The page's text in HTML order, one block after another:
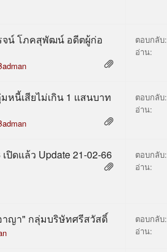
จน์ โภคสุพัฒน์ อดีตผู้ก่อ
ตอบกลับ:
อ่าน:
หนี้เสียไม่เกิน 1 แสนบาท
ตอบกลับ:
อ่าน:
ดแล้ว Update 21-02-66 ตอบกลับ:
อ่าน:
าญา" กลุ่มบริษัทศรีสวัสดิ์ ตอบกลับ:
อ่าน: